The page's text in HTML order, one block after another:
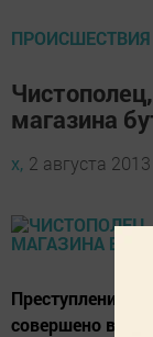
ПРОИСШЕСТВИЯ
магазина
х, 2 августа
Преступление,
совершено в